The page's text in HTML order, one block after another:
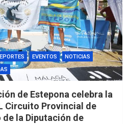
EVENTOS
NOTICIAS
de Estepona celebra la
Circuito Provincial de
la Diputación de